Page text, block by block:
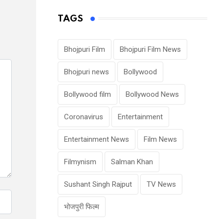
TAGS
Bhojpuri Film Bhojpuri Film News
Bhojpuri news Bollywood
Bollywood film Bollywood News
Coronavirus Entertainment
Entertainment News Film News
Filmynism Salman Khan
Sushant Singh Rajput TV News
भोजपुरी फिल्म